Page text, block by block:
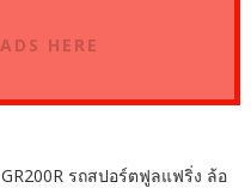
HERE
รถสปอร์ตฟูลแฟริ่ง ล้อ